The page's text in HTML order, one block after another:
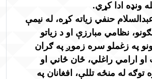
ادا کړي.
حنفي زیاته کړه، له نیمې
نظامي مبارزې او د زیاتو
په زغملو سره زموږ په ګران
ارامي راغلي، ځان ځاني او
له منځه تللې، افغانان په